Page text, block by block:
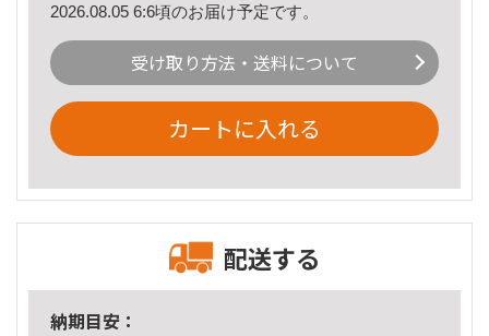
2026.08.05 6:6頃のお届け予定です。
受け取り方法・送料について
カートに入れる
配送する
納期目安：